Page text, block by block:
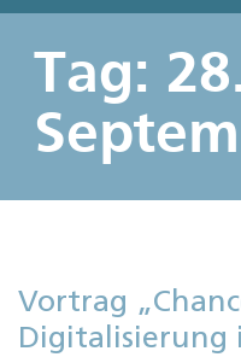
Tag:
Vortrag
Digitalisierung